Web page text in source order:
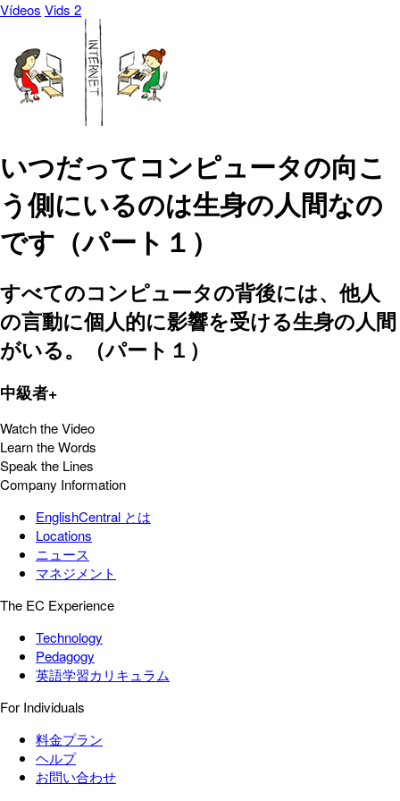
Vídeos Vids 2
いつだってコンピュータの向こ
う側にいるのは生身の人間なの
です（パート１）
すべてのコンピュータの背後には、他人
の言動に個人的に影響を受ける生身の人間
がいる。（パート１）
中級者+
Watch the Video
Learn the Words
Speak the Lines
Company Information
EnglishCentral とは
Locations
ニュース
マネジメント
The EC Experience
Technology
Pedagogy
英語学習カリキュラム
For Individuals
料金プラン
ヘルプ
お問い合わせ